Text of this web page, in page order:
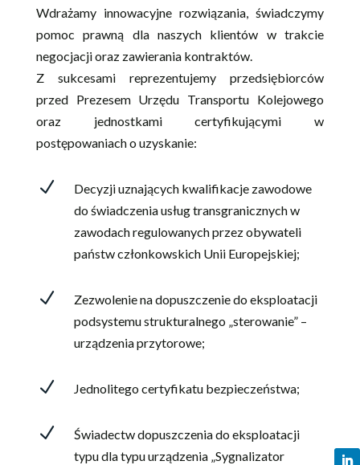
Wdrażamy innowacyjne rozwiązania, świadczymy
pomoc prawną dla naszych klientów w trakcie
negocjacji oraz zawierania kontraktów.
Z sukcesami reprezentujemy przedsiębiorców
przed Prezesem Urzędu Transportu Kolejowego
oraz jednostkami certyfikującymi w
postępowaniach o uzyskanie:
N
Decyzji uznających kwalifikacje zawodowe
do świadczenia usług transgranicznych w
zawodach regulowanych przez obywateli
państw członkowskich Unii Europejskiej;
N
Zezwolenie na dopuszczenie do eksploatacji
podsystemu strukturalnego „sterowanie” –
urządzenia przytorowe;
N Jednolitego certyfikatu bezpieczeństwa;
N
Świadectw dopuszczenia do eksploatacji
typu dla typu urządzenia „Sygnalizator